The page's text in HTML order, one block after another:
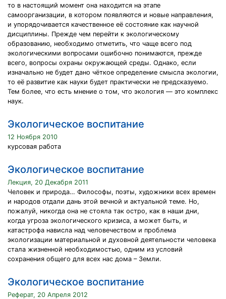
то в настоящий момент она находится на этапе
самоорганизации, в котором появляются и новые направления,
и упорядочивается качественное её состояние как научной
дисциплины. Прежде чем перейти к экологическому
образованию, необходимо отметить, что чаще всего под
экологическими вопросами ошибочно понимаются, прежде
всего, вопросы охраны окружающей среды. Однако, если
изначально не будет дано чёткое определение смысла экологии,
то её развитие как науки будет практически не предсказуемо.
Тем более, что есть мнение о том, что экология — это комплекс
наук.
Экологическое воспитание
12 Ноября 2010
курсовая работа
Экологическое воспитание
Лекция, 20 Декабря 2011
Человек и природа… Философы, поэты, художники всех времен
и народов отдали дань этой вечной и актуальной теме. Но,
пожалуй, никогда она не стояла так остро, как в наши дни,
когда угроза экологического кризиса, а может быть, и
катастрофа нависла над человечеством и проблема
экологизации материальной и духовной деятельности человека
стала жизненной необходимостью, одним из условий
сохранения общего для всех нас дома – Земли.
Экологическое воспитание
Реферат, 20 Апреля 2012